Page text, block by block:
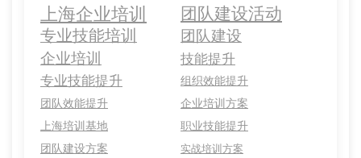
上海企业培训 团队建设活动
专业技能培训 团队建设
企业培训 技能提升
专业技能提升
组织效能提升
团队效能提升
企业培训方案
上海培训基地
职业技能提升
团队建设方案
实战培训方案